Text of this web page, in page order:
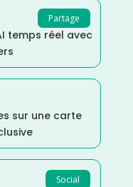
Partage
temps réel avec
sur une carte
Social